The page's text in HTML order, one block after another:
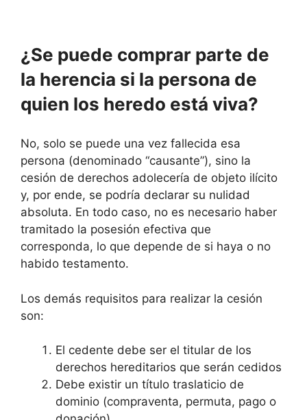
¿Se puede comprar parte de
la herencia si la persona de
quien los heredo está viva?
No, solo se puede una vez fallecida esa
persona (denominado “causante”), sino la
cesión de derechos adolecería de objeto ilícito
y, por ende, se podría declarar su nulidad
absoluta. En todo caso, no es necesario haber
tramitado la posesión efectiva que
corresponda, lo que depende de si haya o no
habido testamento.
Los demás requisitos para realizar la cesión
son:
El cedente debe ser el titular de los
derechos hereditarios que serán cedidos
Debe existir un título traslaticio de
dominio (compraventa, permuta, pago o